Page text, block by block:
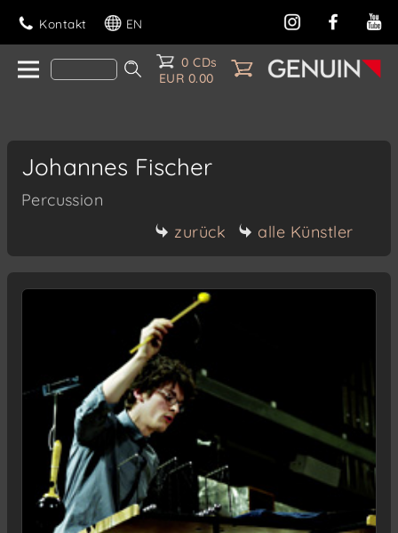
Kontakt EN
0 CDs
EUR 0.00
Johannes Fischer
Percussion
zurück
alle Künstler